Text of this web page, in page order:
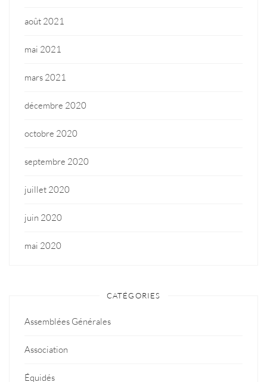
août 2021
mai 2021
mars 2021
décembre 2020
octobre 2020
septembre 2020
juillet 2020
juin 2020
mai 2020
CATÉGORIES
Assemblées Générales
Association
Équidés